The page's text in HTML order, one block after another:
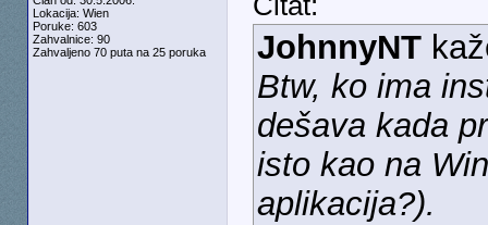
Lokacija: Wien
Poruke: 603
Zahvalnice: 90
Zahvaljeno 70 puta na 25 poruka
JohnnyNT
Btw, ko ima
dešava kada
isto kao na
aplikacija?).